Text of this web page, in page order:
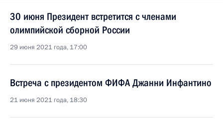
30 июня Президент встретится c членами
олимпийской сборной России
29 июня 2021 года, 17:00
Встреча с президентом ФИФА Джанни Инфантино
21 июня 2021 года, 18:30